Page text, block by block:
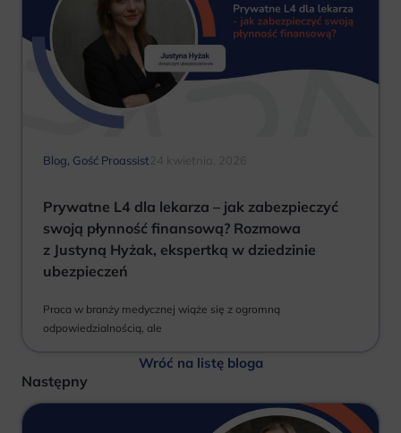
Blog Gość Proassist 24 kwietnia, 2026
Prywatne L4 dla lekarza – jak zabezpieczyć
swoją płynność finansową? Rozmowa
z Justyną Hyżak, ekspertką w dziedzinie
ubezpieczeń
Praca w branży medycznej wiąże się z ogromną
odpowiedzialnością, ale
Wróć na listę bloga
Następny